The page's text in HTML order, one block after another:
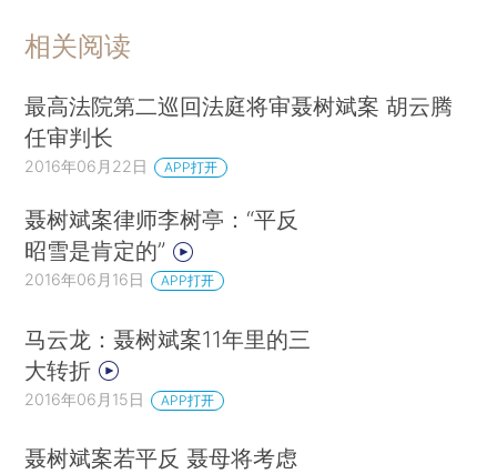
相关阅读
最高法院第二巡回法庭将审聂树斌案 胡云腾
任审判长
2016年06月22日 APP打开
聂树斌案律师李树亭：“平反
昭雪是肯定的”
2016年06月16日 APP打开
马云龙：聂树斌案11年里的三
大转折
2016年06月15日 APP打开
聂树斌案若平反 聂母将考虑